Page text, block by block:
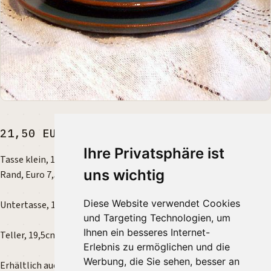
Ihre Privatsphäre ist
uns wichtig
Diese Website verwendet Cookies
und Targeting Technologien, um
Ihnen ein besseres Internet-
Erlebnis zu ermöglichen und die
Werbung, die Sie sehen, besser an
21,50 EUR
Tasse klein, 10cm/6cm/11cm - bauchige Tasse mit abgesetzten
Rand, Euro 7,50.
Untertasse, 13,5cm, mit oder ohne Spiegel für die Tasse, Euro 5.
Teller, 19,5cm, gerade mit leichtem Rand, Euro 9.
Erhältlich auch in blau, grün und weiß angehaucht.